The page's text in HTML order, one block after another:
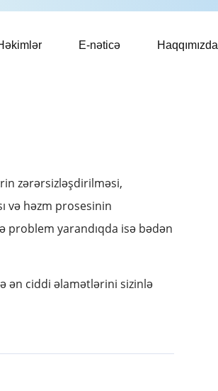
E-nəticə Haqqımızda
zərərsizləşdirilməsi,
və həzm prosesinin
problem yarandıqda isə bədən
ən ciddi əlamətlərini sizinlə